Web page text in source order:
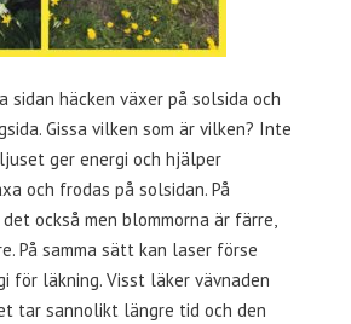
sidan häcken växer på solsida och
Gissa vilken som är vilken? Inte
ger energi och hjälper
och frodas på solsidan. På
också men blommorna är färre,
På samma sätt kan laser förse
för läkning. Visst läker vävnaden
tar sannolikt längre tid och den